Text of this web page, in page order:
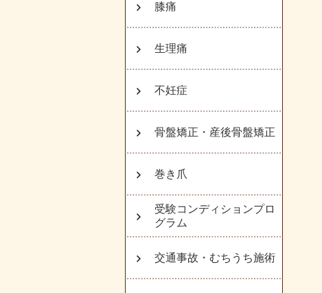
膝痛
生理痛
不妊症
骨盤矯正・産後骨盤矯正
巻き爪
受験コンディションプロ
グラム
交通事故・むちうち施術